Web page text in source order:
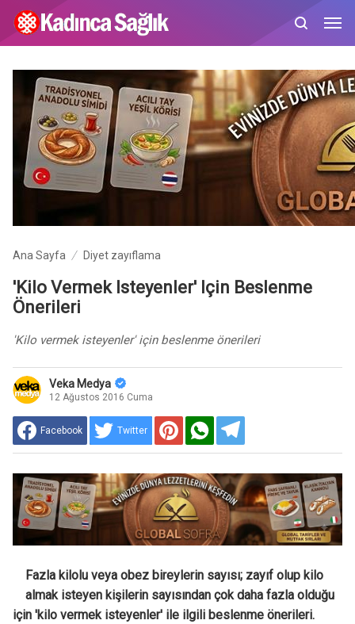
Ana Sayfa Diyet zayıflama
'Kilo Vermek Isteyenler' Için Beslenme
Önerileri
'Kilo vermek isteyenler' için beslenme önerileri
Veka Medya
12 Ağustos 2016 Cuma
Facebook Twitter
Fazla kilolu veya obez bireylerin sayısı; zayıf olup kilo
almak isteyen kişilerin sayısından çok daha fazla olduğu
için 'kilo vermek isteyenler' ile ilgili beslenme önerileri.